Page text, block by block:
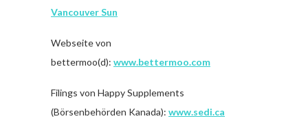
Vancouver Sun
Webseite von
bettermoo(d): www.bettermoo.com
Filings von Happy Supplements
(Börsenbehörden Kanada): www.sedi.ca